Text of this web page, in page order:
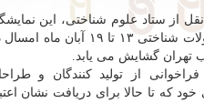
از ستاد علوم شناختی، این
به همت نهاد اعتبار بخش محصولات شناختی ۱۳ تا ۱۹ آبان ماه
تهران گشایش می یابد.
فراخوانی از تولید کنندگان و
که تا حالا برای دریافت نشان